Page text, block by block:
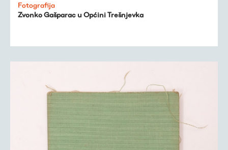
Fotografija
Zvonko Gašparac u Općini Trešnjevka